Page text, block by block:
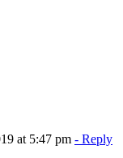
at 5:47 pm - Reply